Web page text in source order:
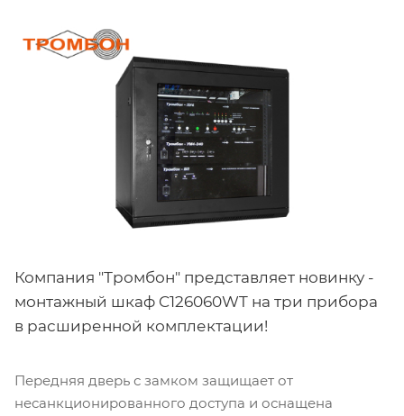
Компания "Тромбон" представляет новинку -
монтажный шкаф C126060WT на три прибора
в расширенной комплектации!
Передняя дверь с замком защищает от
несанкционированного доступа и оснащена